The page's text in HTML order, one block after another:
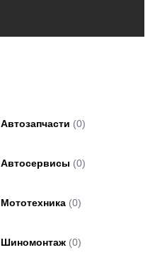
Автозапчасти (0)
Автосервисы (0)
Мототехника (0)
Шиномонтаж (0)